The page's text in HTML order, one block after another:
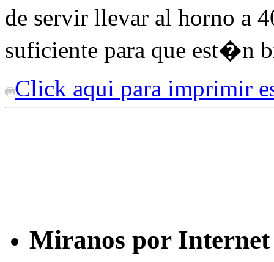
de servir llevar al horno a
suficiente para que est�n
Click aqui para imprimir
Miranos por Internet